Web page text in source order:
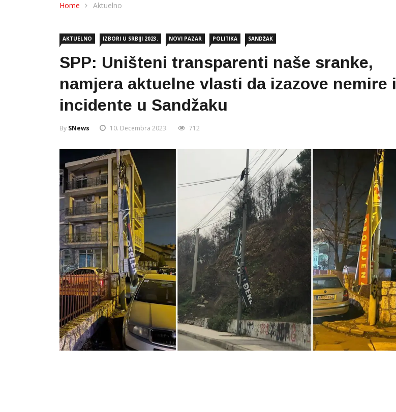
Home Aktuelno
AKTUELNO IZBORI U SRBIJI 2023. NOVI PAZAR POLITIKA SANDŽAK
SPP: Uništeni transparenti naše sranke,
namjera aktuelne vlasti da izazove nemire i
incidente u Sandžaku
By SNews 10. Decembra 2023. 712